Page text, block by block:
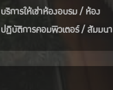
บริการให้เช่าห้องอบรม / ห้อง
ปฏิบัติการคอมพิวเตอร์ / สัมมนา